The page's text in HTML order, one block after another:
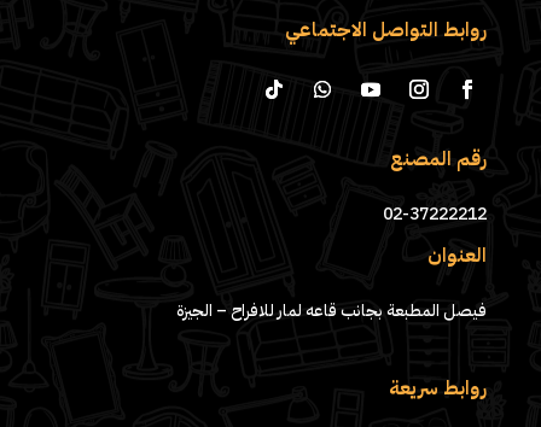
روابط التواصل الاجتماعي
رقم المصنع
02-37222212
العنوان
فيصل المطبعة بجانب قاعه لمار للافراح – الجيزة
روابط سريعة